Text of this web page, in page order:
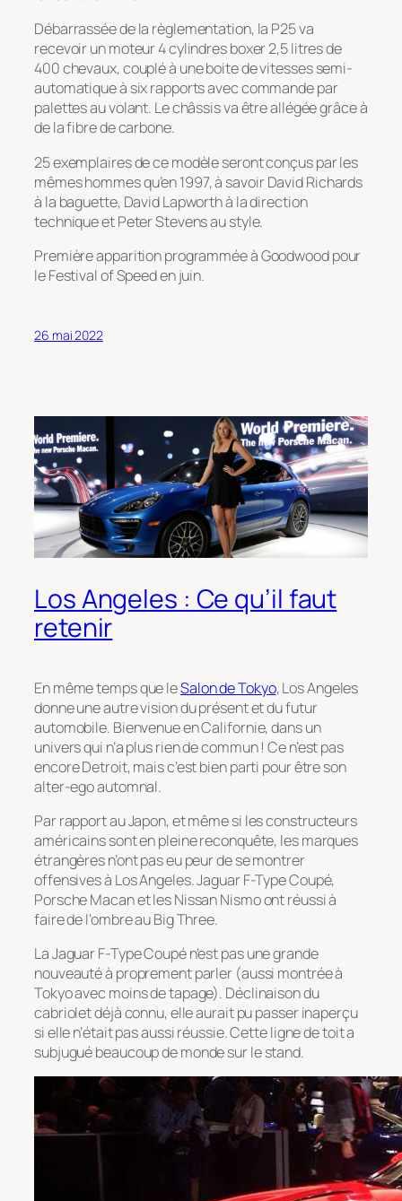
Débarrassée de la règlementation, la P25 va
recevoir un moteur 4 cylindres boxer 2,5 litres de
400 chevaux, couplé à une boite de vitesses semi-
automatique à six rapports avec commande par
palettes au volant. Le châssis va être allégée grâce à
de la fibre de carbone.
25 exemplaires de ce modèle seront conçus par les
mêmes hommes qu’en 1997, à savoir David Richards
à la baguette, David Lapworth à la direction
technique et Peter Stevens au style.
Première apparition programmée à Goodwood pour
le Festival of Speed en juin.
26 mai 2022
Los Angeles : Ce qu’il faut
retenir
En même temps que leSalon de Tokyo, Los Angeles
donne une autre vision du présent et du futur
automobile. Bienvenue en Californie, dans un
univers qui n’a plus rien de commun ! Ce n’est pas
encore Detroit, mais c’est bien parti pour être son
alter-ego automnal.
Par rapport au Japon, et même si les constructeurs
américains sont en pleine reconquête, les marques
étrangères n’ont pas eu peur de se montrer
offensives à Los Angeles. Jaguar F-Type Coupé,
Porsche Macan et les Nissan Nismo ont réussi à
faire de l’ombre au Big Three.
La Jaguar F-Type Coupé n’est pas une grande
nouveauté à proprement parler (aussi montrée à
Tokyo avec moins de tapage). Déclinaison du
cabriolet déjà connu, elle aurait pu passer inaperçu
si elle n’était pas aussi réussie. Cette ligne de toit a
subjugué beaucoup de monde sur le stand.